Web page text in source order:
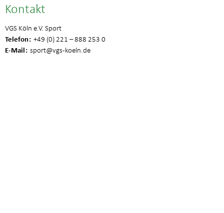
Kontakt
VGS Köln e.V. Sport
Telefon +49 (0) 221 – 888 253 0
E-Mail sport@vgs-koeln.de